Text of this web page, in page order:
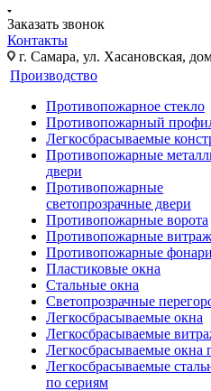
Заказать звонок
Контакты
г. Самара, ул. Хасановская,
Производство
Противопожарное стекло
Противопожарный
Легкосбрасываемые
Противопожарные
двери
Противопожарные
светопрозрачные двери
Противопожарные ворота
Противопожарные
Противопожарные фонари
Пластиковые окна
Стальные окна
Светопрозрачные
Легкосбрасываемые окна
Легкосбрасываемые
Легкосбрасываемые
Легкосбрасываемые
по сериям